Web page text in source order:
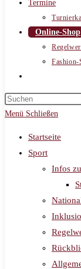
Termine
Online-Shop
Fashion-
umschalten
Menü Schließen
Startseite
Sport
Infos